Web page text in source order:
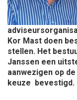
Kor Mast doen
stellen. Het
Janssen een
aanwezigen op
keuze bevestigd.